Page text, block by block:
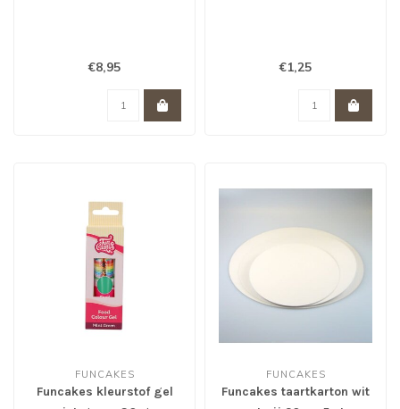
€8,95 €1,25
FUNCAKES
Funcakes kleurstof gel
FUNCAKES
Funcakes taartkarton wit